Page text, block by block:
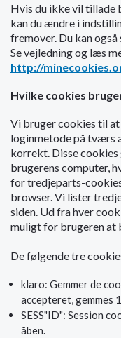
Hvis du ikke vil tillade
kan du ændre i
fremover. Du kan
Se vejledning og læs
http://
Hvilke cookies
Vi bruger cookies til
loginmetode på tværs
korrekt. Disse cookies
brugerens computer,
for tredjeparts-
browser. Vi lister
siden. Ud fra hver
muligt for brugeren at
De følgende tre
klaro: Gemmer de
accepteret, gemmes
SESS"ID": Session
åben.